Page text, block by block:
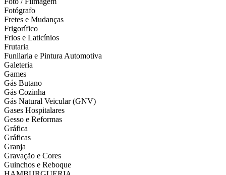
Fotógrafo
Fretes e Mudanças
Frigorífico
Frios e Laticínios
Frutaria
Funilaria e Pintura Automotiva
Galeteria
Games
Gás Butano
Gás Cozinha
Gás Natural Veicular (GNV)
Gases Hospitalares
Gesso e Reformas
Gráfica
Gráficas
Granja
Gravação e Cores
Guinchos e Reboque